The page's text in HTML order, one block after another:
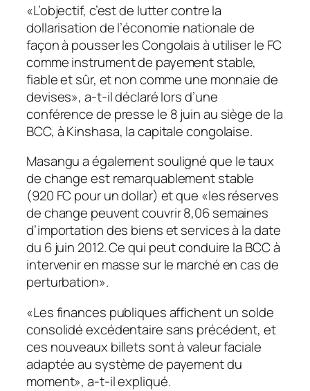
«L’objectif, c’est de lutter contre la
dollarisation de l’économie nationale de
façon à pousser les Congolais à utiliser le FC
comme instrument de payement stable,
fiable et sûr, et non comme une monnaie de
devises», a-t-il déclaré lors d’une
conférence de presse le 8 juin au siège de la
BCC, à Kinshasa, la capitale congolaise.
Masangu a également souligné que le taux
de change est remarquablement stable
(920 FC pour un dollar) et que «les réserves
de change peuvent couvrir 8,06 semaines
d’importation des biens et services à la date
du 6 juin 2012. Ce qui peut conduire la BCC à
intervenir en masse sur le marché en cas de
perturbation».
«Les finances publiques affichent un solde
consolidé excédentaire sans précédent, et
ces nouveaux billets sont à valeur faciale
adaptée au système de payement du
moment», a-t-il expliqué.